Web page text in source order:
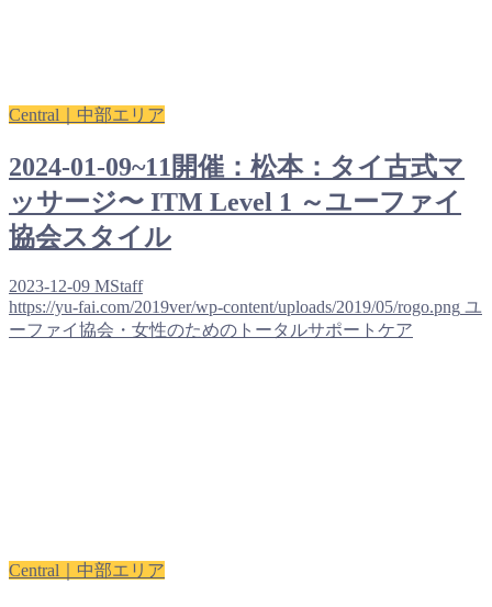
Central｜中部エリア
2024-01-09~11開催：松本：タイ古式マ
ッサージ〜 ITM Level 1 ～ユーファイ
協会スタイル
2023-12-09 MStaff
https://yu-fai.com/2019ver/wp-content/uploads/2019/05/rogo.png ユ
ーファイ協会・女性のためのトータルサポートケア
Central｜中部エリア